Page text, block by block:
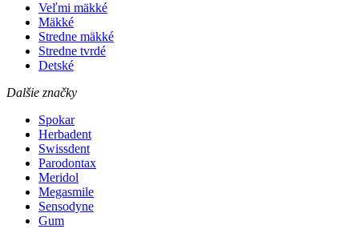
Veľmi mäkké
Mäkké
Stredne mäkké
Stredne tvrdé
Detské
Dalšie značky
Spokar
Herbadent
Swissdent
Parodontax
Meridol
Megasmile
Sensodyne
Gum